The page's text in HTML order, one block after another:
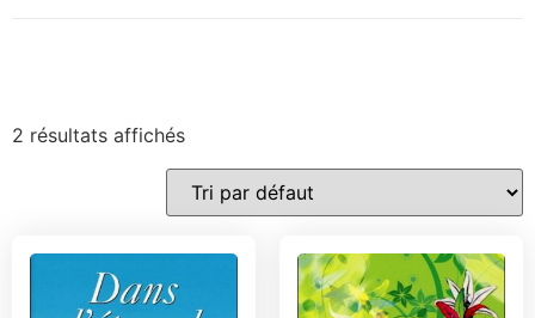
2 résultats affichés